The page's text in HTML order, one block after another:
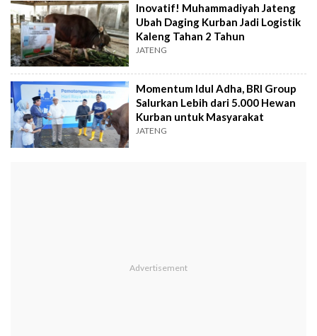
Inovatif! Muhammadiyah Jateng
Ubah Daging Kurban Jadi Logistik
Kaleng Tahan 2 Tahun
JATENG
Momentum Idul Adha, BRI Group
Salurkan Lebih dari 5.000 Hewan
Kurban untuk Masyarakat
JATENG